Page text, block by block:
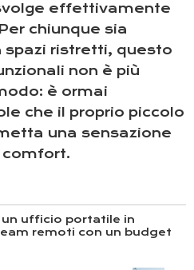
effettivamente
chiunque sia
spazi ristretti, questo
non è più
è ormai
che il proprio piccolo
una sensazione
comfort.
ufficio portatile in
remoti con un budget